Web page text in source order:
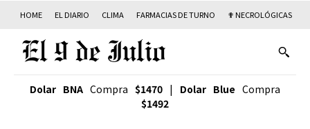
HOME EL DIARIO CLIMA FARMACIAS DE TURNO ✟ NECROLÓGICAS
Dolar BNA Compra $1470 | Dolar Blue Compra
$1492